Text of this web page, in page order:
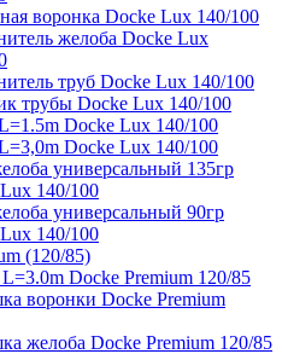
воронка Docke Lux 140/100
желоба Docke Lux
труб Docke Lux 140/100
трубы Docke Lux 140/100
Docke Lux 140/100
Docke Lux 140/100
универсальный 135гр
140/100
универсальный 90гр
140/100
(120/85)
Docke Premium 120/85
воронки Docke Premium
желоба Docke Premium 120/85